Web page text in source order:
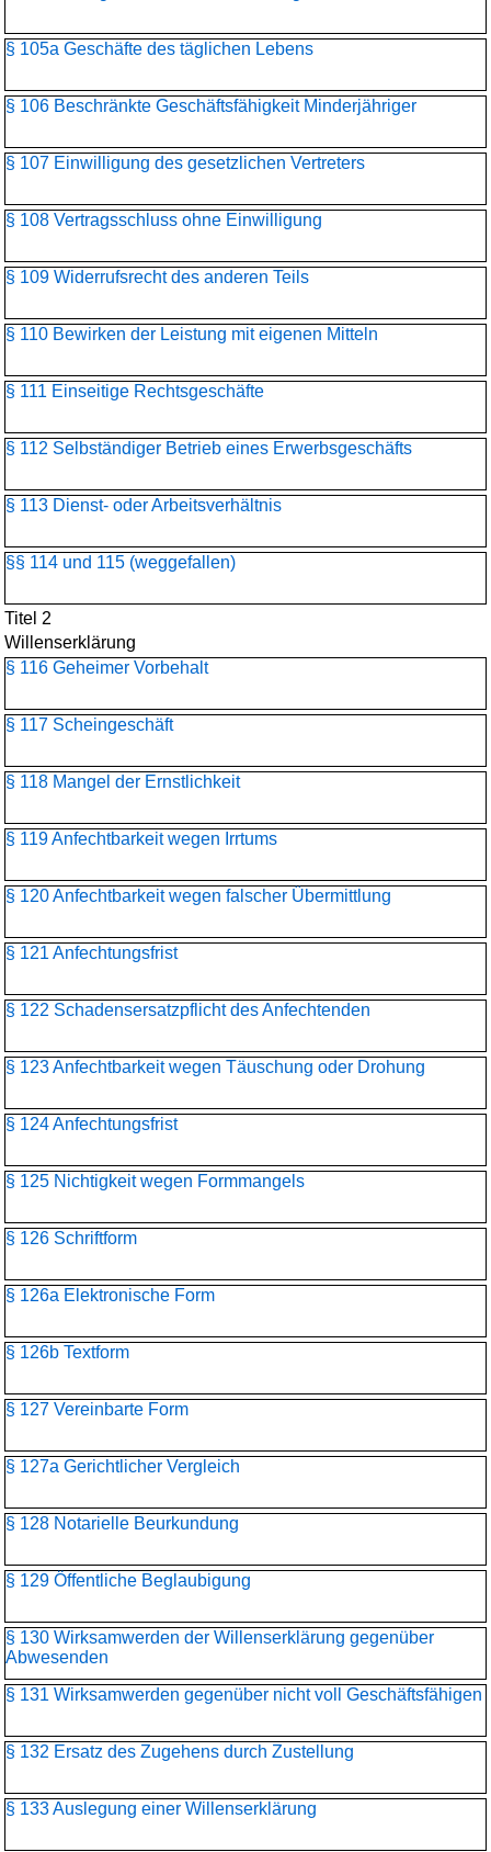
§ 105a Geschäfte des täglichen Lebens
§ 106 Beschränkte Geschäftsfähigkeit Minderjähriger
§ 107 Einwilligung des gesetzlichen Vertreters
§ 108 Vertragsschluss ohne Einwilligung
§ 109 Widerrufsrecht des anderen Teils
§ 110 Bewirken der Leistung mit eigenen Mitteln
§ 111 Einseitige Rechtsgeschäfte
§ 112 Selbständiger Betrieb eines Erwerbsgeschäfts
§ 113 Dienst- oder Arbeitsverhältnis
§§ 114 und 115 (weggefallen)
Titel 2
Willenserklärung
§ 116 Geheimer Vorbehalt
§ 117 Scheingeschäft
§ 118 Mangel der Ernstlichkeit
§ 119 Anfechtbarkeit wegen Irrtums
§ 120 Anfechtbarkeit wegen falscher Übermittlung
§ 121 Anfechtungsfrist
§ 122 Schadensersatzpflicht des Anfechtenden
§ 123 Anfechtbarkeit wegen Täuschung oder Drohung
§ 124 Anfechtungsfrist
§ 125 Nichtigkeit wegen Formmangels
§ 126 Schriftform
§ 126a Elektronische Form
§ 126b Textform
§ 127 Vereinbarte Form
§ 127a Gerichtlicher Vergleich
§ 128 Notarielle Beurkundung
§ 129 Öffentliche Beglaubigung
§ 130 Wirksamwerden der Willenserklärung gegenüber
Abwesenden
§ 131 Wirksamwerden gegenüber nicht voll Geschäftsfähigen
§ 132 Ersatz des Zugehens durch Zustellung
§ 133 Auslegung einer Willenserklärung